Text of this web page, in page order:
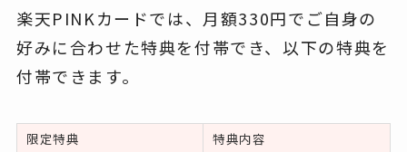
楽天PINKカードでは、月額330円でご自身の
好みに合わせた特典を付帯でき、以下の特典を
付帯できます。
限定特典 特典内容